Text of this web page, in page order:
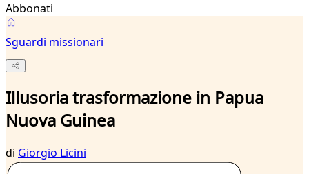
Abbonati
Sguardi missionari
Illusoria trasformazione in Papua
Nuova Guinea
di Giorgio Licini